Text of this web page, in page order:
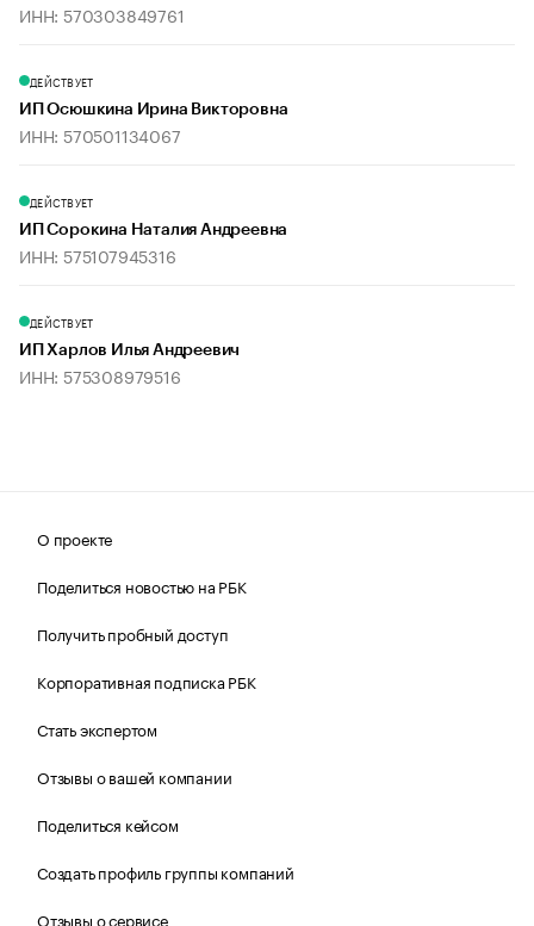
ИНН: 570303849761
ДЕЙСТВУЕТ
ИП Осюшкина Ирина Викторовна
ИНН: 570501134067
ДЕЙСТВУЕТ
ИП Сорокина Наталия Андреевна
ИНН: 575107945316
ДЕЙСТВУЕТ
ИП Харлов Илья Андреевич
ИНН: 575308979516
О проекте
Поделиться новостью на РБК
Получить пробный доступ
Корпоративная подписка РБК
Стать экспертом
Отзывы о вашей компании
Поделиться кейсом
Создать профиль группы компаний
Отзывы о сервисе